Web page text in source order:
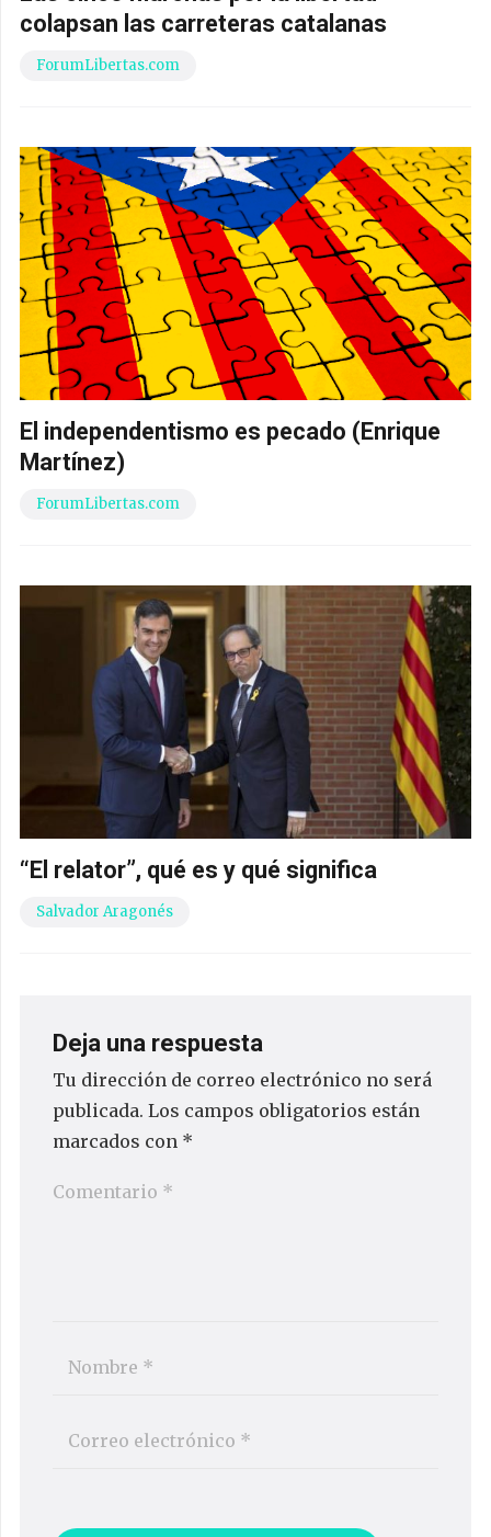
colapsan las carreteras catalanas
ForumLibertas.com
El independentismo es pecado (Enrique
Martínez)
ForumLibertas.com
“El relator”, qué es y qué significa
Salvador Aragonés
Deja una respuesta
Tu dirección de correo electrónico no será
publicada. Los campos obligatorios están
marcados con *